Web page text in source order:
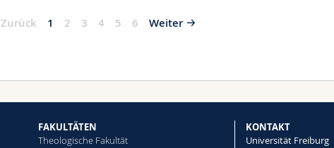
Zurück 1 2 3 4 5 6 Weiter
FAKULTÄTEN
Theologische Fakultät
KONTAKT
Universität Freiburg